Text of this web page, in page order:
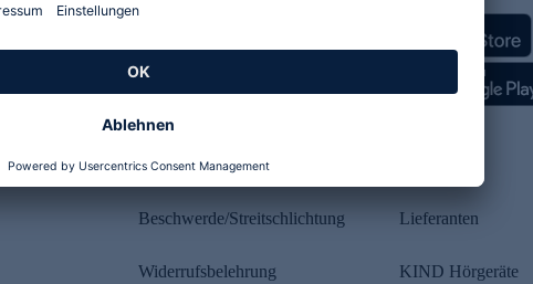
Rechtliches
Beschwerde/Streitschlichtung
Widerrufsbelehrung
Lieferanten
KIND Hörgeräte